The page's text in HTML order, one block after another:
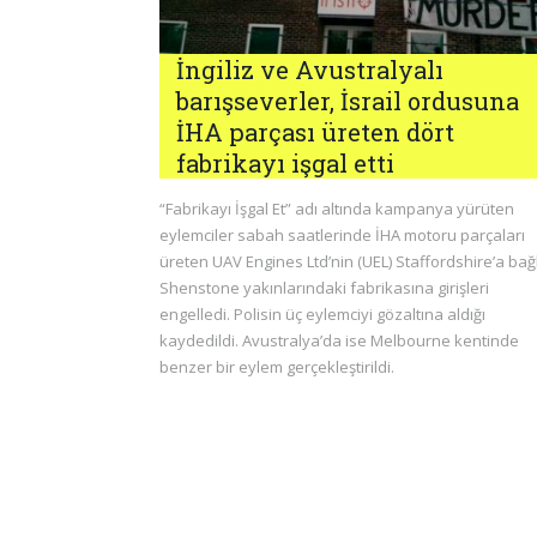
İngiliz ve Avustralyalı
barışseverler, İsrail ordusuna
İHA parçası üreten dört
fabrikayı işgal etti
“Fabrikayı İşgal Et” adı altında kampanya yürüten
eylemciler sabah saatlerinde İHA motoru parçaları
üreten UAV Engines Ltd’nin (UEL) Staffordshire’a
Shenstone yakınlarındaki fabrikasına girişleri
engelledi. Polisin üç eylemciyi gözaltına aldığı
kaydedildi. Avustralya’da ise Melbourne kentinde
benzer bir eylem gerçekleştirildi.